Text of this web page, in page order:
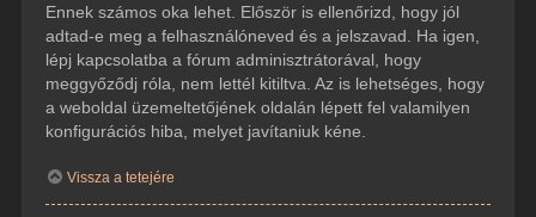
Ennek számos oka lehet. Először is ellenőrizd, hogy jól
adtad-e meg a felhasználóneved és a jelszavad. Ha igen,
lépj kapcsolatba a fórum adminisztrátorával, hogy
meggyőződj róla, nem lettél kitiltva. Az is lehetséges, hogy
a weboldal üzemeltetőjének oldalán lépett fel valamilyen
konfigurációs hiba, melyet javítaniuk kéne.
Vissza a tetejére